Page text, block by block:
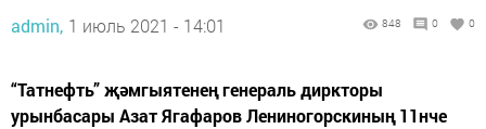
admin, 1 июль 2021 - 14:01 848 0 0
“Татнефть” җәмгыятенең генераль диркторы
урынбасары Азат Ягафаров Лениногорскиның 11нче